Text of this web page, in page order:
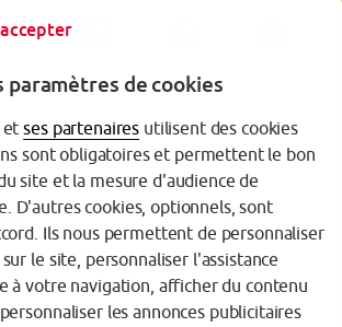
personnelles
paramètres de cookies
etses partenaires utilisent des cookies
sont obligatoires et permettent le bon
site et la mesure d'audience de
D'autres cookies, optionnels, sont
Ils nous permettent de personnaliser
le site, personnaliser l'assistance
à votre navigation, afficher du contenu
les annonces publicitaires